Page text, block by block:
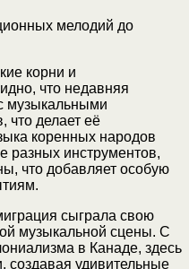
корни и
что недавняя
музыкальными
что делает её
коренных народов
разных инструментов,
что добавляет особую
сыграла свою
музыкальной сцены. С
в Канаде, здесь
создавая удивительные